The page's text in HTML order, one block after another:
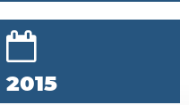
2015